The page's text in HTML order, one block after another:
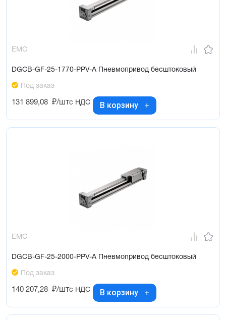
EMC
DGCB-GF-25-1770-PPV-A Пневмопривод бесштоковый
Под заказ
131 899,08 ₽/штс НДС В корзину
EMC
DGCB-GF-25-2000-PPV-A Пневмопривод бесштоковый
Под заказ
140 207,28 ₽/штс НДС В корзину